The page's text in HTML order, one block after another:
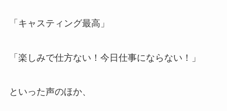
「キャスティング最高」
「楽しみで仕方ない！今日仕事にならない！」
といった声のほか、